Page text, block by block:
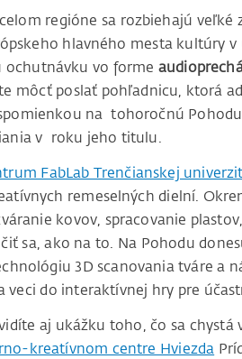
regióne sa rozbiehajú veľké
hlavného mesta kultúry
ochutnávku vo forme
môcť poslať pohľadnicu, ktorá
na tohoročnú
v roku jeho titulu.
FabLab Trenčianskej
remeselných dielní.
kovov, spracovanie
sa, ako na to. Na Pohodu
3D scanovania tváre a
veci do interaktívnej hry pre
aj ukážku toho, čo sa chystá
kreatívnom centre Hviezda